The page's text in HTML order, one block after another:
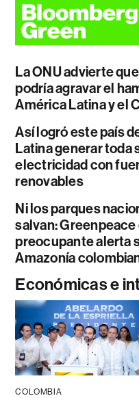
La ONU advierte
podría agravar el
América Latina y el
Así logró este país
Latina generar toda
electricidad con
renovables
Ni los parques
salvan:
preocupante alerta
Amazonía
Económicas e
COLOMBIA